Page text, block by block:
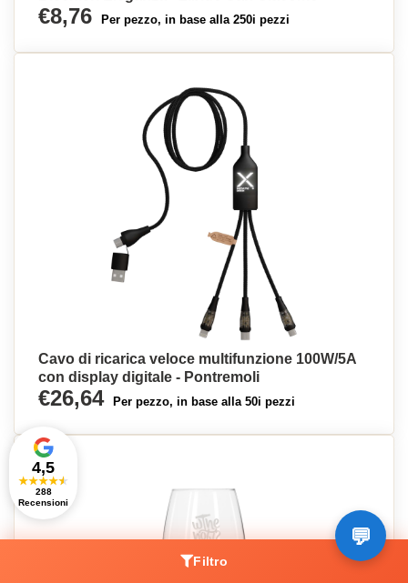
€8,76 Per pezzo, in base alla 250i pezzi
Cavo di ricarica veloce multifunzione 100W/5A
con display digitale - Pontremoli
€26,64 Per pezzo, in base alla 50i pezzi
Filtro
4,5
★★★★★
288
Recensioni